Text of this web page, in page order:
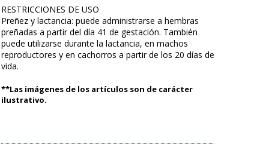
RESTRICCIONES DE USO
Preñez y lactancia: puede administrarse a hembras
preñadas a partir del día 41 de gestación. También
puede utilizarse durante la lactancia, en machos
reproductores y en cachorros a partir de los 20 días de
vida.
**Las imágenes de los artículos son de carácter
ilustrativo.